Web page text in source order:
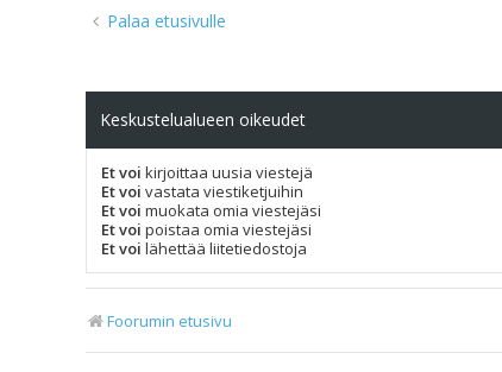
Palaa etusivulle
Keskustelualueen oikeudet
Et voi kirjoittaa uusia viestejä
Et voi vastata viestiketjuihin
Et voi muokata omia viestejäsi
Et voi poistaa omia viestejäsi
Et voi lähettää liitetiedostoja
Foorumin etusivu